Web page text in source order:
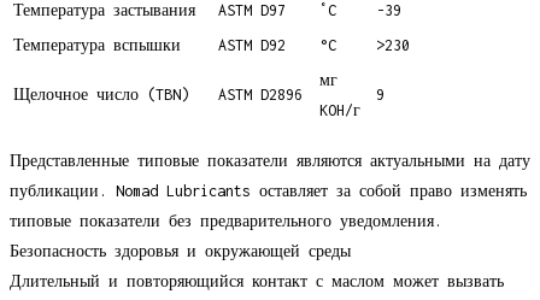
Температура застывания ASTM D97 ˚C
-39
Температура вспышки
ASTM D92 °C >230
Щелочное число (TBN) ASTM D2896
мг
KOH/г
9
Представленные типовые показатели являются актуальными на дату
публикации. Nomad Lubricants оставляет за собой право изменять
типовые показатели без предварительного уведомления.
Безопасность здоровья и окружающей среды
Длительный и повторяющийся контакт с маслом может вызвать